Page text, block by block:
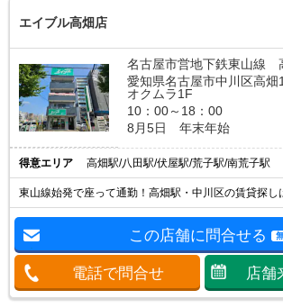
エイブル高畑店
名古屋市営地下鉄東山線
愛知県名古屋市中川区高
オクムラ1F
10：00～18：00
8月5日 年末年始
得意エリア 高畑駅/八田駅/伏屋駅/荒子駅/南荒子駅
東山線始発で座って通勤！高畑駅・中川区の賃貸探し
この店舗に問合せる
電話で問合せ 店舗